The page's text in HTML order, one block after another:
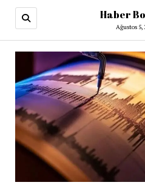
Haber
Ağustos 5,